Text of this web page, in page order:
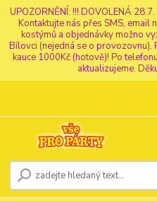
UPOZORNĚNÍ: !!! DOVOLENÁ
Kontaktujte nás přes SMS, email
kostýmů a objednávky možno
Bílovci (nejedná se o provozovnu).
kauce 1000Kč (hotově)! Po
aktualizujeme.